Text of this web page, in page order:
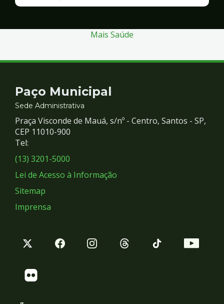
Mais Saúde
Contato
e
Redes
Sociais
Paço Municipal
Sede Administrativa
Praça Visconde de Mauá, s/nº - Centro, Santos - SP,
CEP 11010-900
Tel:
(13) 3201-5000
Lei de Acesso à Informação
Sitemap
Imprensa